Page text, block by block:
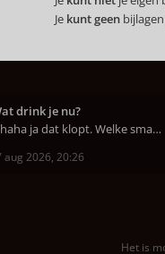
Je kunt geen
drink je nu?
Hahahaha ja dat klopt. Welke smaak had je?? Ben
aug 2026, 20:26
Het is